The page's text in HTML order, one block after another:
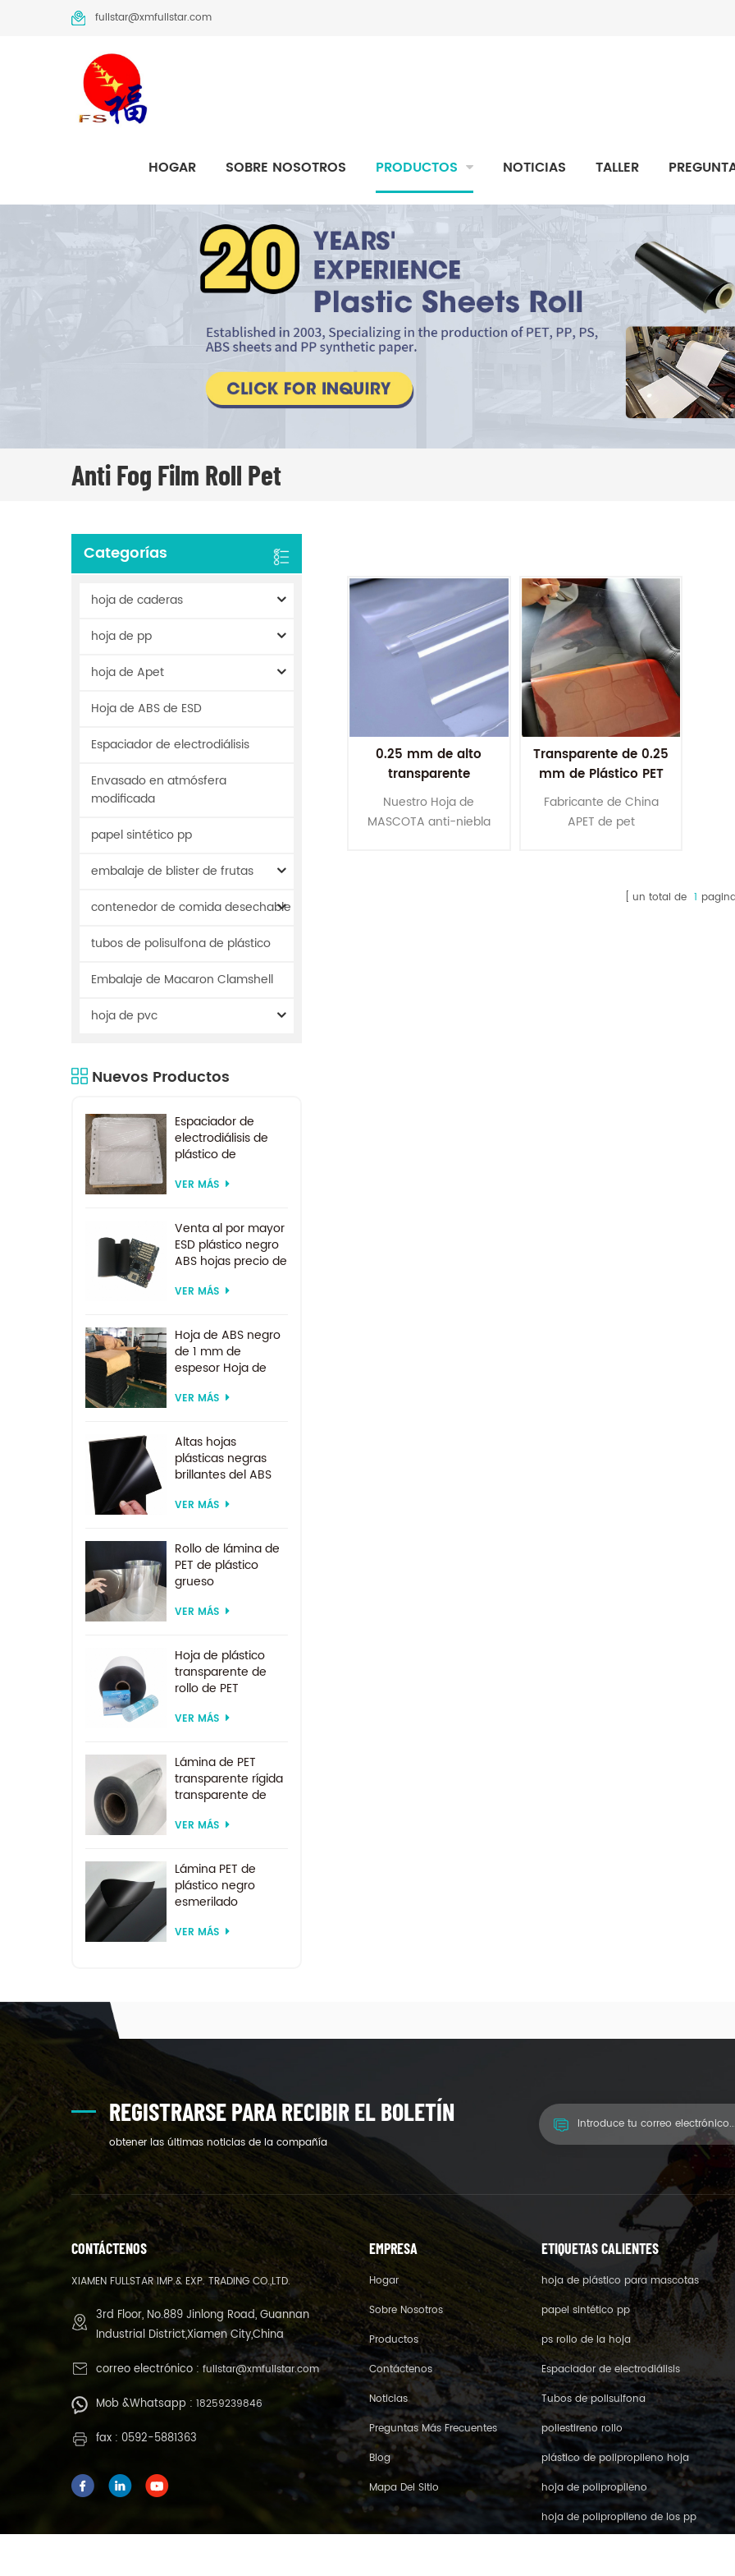
fullstar@xmfullstar.com
HOGAR SOBRE NOSOTROS PRODUCTOS NOTICIAS TALLER
Anti Fog Film Roll Pet
0.25 mm de alto
transparente
transparente anti-
niebla película de
Nuestro Hoja de
MASCOTA anti-niebla
Transparente de 0.25
mm de Plástico PET
rollo de la Hoja para
el protector de la cara
Fabricante de China
APET de pet
un total de 1
Categorías
hoja de caderas
hoja de pp
hoja de Apet
Hoja de ABS de ESD
Espaciador de electrodiálisis
Envasado en atmósfera
modificada
papel sintético pp
embalaje de blister de frutas
contenedor de comida desechable
tubos de polisulfona de plástico
Embalaje de Macaron Clamshell
hoja de pvc
Nuevos Productos
Espaciador de
electrodiálisis de
plástico de
fábrica por encargo
electrodiálisis
VER MÁS
Venta al por mayor
ESD plástico negro
ABS hojas precio de
termoformado
VER MÁS
Hoja de ABS negro
de 1 mm de
espesor Hoja de
VER MÁS
Altas hojas
plásticas negras
brillantes del ABS
formación al vacío
VER MÁS
Rollo de lámina de
PET de plástico
grueso
transparente rígido
VER MÁS
Hoja de plástico
transparente de
rollo de PET
encargo de
de fábrica para
formación al vacío
VER MÁS
Lámina de PET
transparente rígida
transparente de
formación al vacío
VER MÁS
Lámina PET de
plástico negro
esmerilado
tamaño
VER MÁS
REGISTRARSE PARA RECIBIR EL BOLETÍN
obtener las últimas noticias de la compañía
CONTÁCTENOS
XIAMEN FULLSTAR IMP.& EXP. TRADING CO.,LTD.
3rd Floor, No.889 Jinlong Road, Guannan
Industrial District,Xiamen City,China
correo electrónico : fullstar@xmfullstar.com
Mob &Whatsapp : 18259239846
fax : 0592-5881363
EMPRESA
Hogar
Sobre Nosotros
Productos
Contáctenos
Noticias
Preguntas Más Frecuentes
Blog
Mapa Del Sitio
ETIQUETAS CALIENTES
hoja de plástico para mascotas
papel sintético pp
ps rollo de la hoja
Espaciador de electrodiálisis
Tubos de polisulfona
poliestireno rollo
plástico de polipropileno hoja
hoja de polipropileno
hoja de polipropileno de los pp